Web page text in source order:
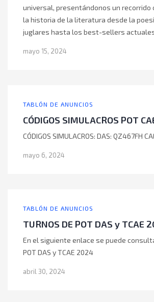
universal, presentándonos un recorrido
la historia de la literatura desde la
juglares hasta los best-sellers
mayo 15, 2024
TABLÓN DE ANUNCIOS
CÓDIGOS SIMULACROS POT
CÓDIGOS SIMULACROS: DAS: QZ467FH
mayo 6, 2024
TABLÓN DE ANUNCIOS
TURNOS DE POT DAS y TCAE
En el siguiente enlace se puede
POT DAS y TCAE 2024
abril 30, 2024